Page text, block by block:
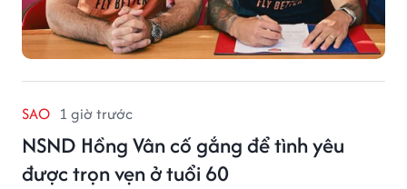
SAO 1 giờ trước
NSND Hồng Vân cố gắng để tình yêu
được trọn vẹn ở tuổi 60